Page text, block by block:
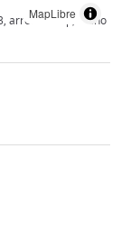
MapLibre
arrêt«&nbsp;Kitano